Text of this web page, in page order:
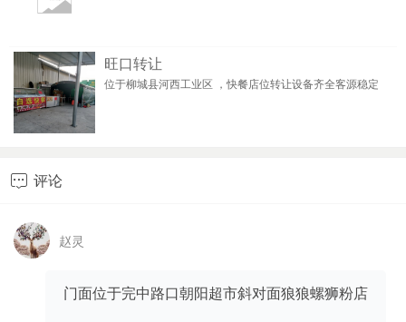
旺口转让
位于柳城县河西工业区 ，快餐店位转让设备齐全客源稳定
 评论
赵灵
门面位于完中路口朝阳超市斜对面狼狼螺狮粉店